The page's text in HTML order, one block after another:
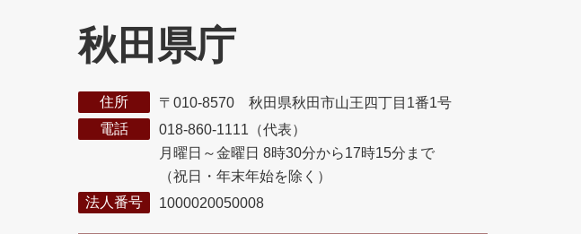
秋田県庁
住所
〒010-8570 秋田県秋田市山王四丁目1番1号
電話
018-860-1111（代表）
月曜日～金曜日 8時30分から17時15分まで
（祝日・年末年始を除く）
法人番号
1000020050008